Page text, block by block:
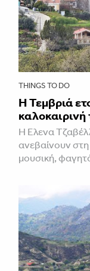
THINGS TO DO
Η Τεμβριά
Η Έλενα
ανεβαίνουν
μουσική,